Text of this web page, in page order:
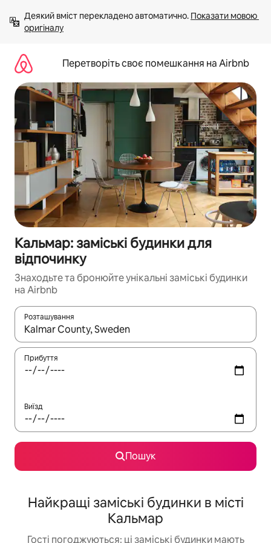
вмісту
Деякий вміст перекладено автоматично. Показати мовою
оригіналу
Перетворіть своє помешкання на Airbnb
Кальмар: заміські будинки для
відпочинку
Знаходьте та бронюйте унікальні заміські будинки
на Airbnb
Розташування
Отримавши результати пошуку, використовуйте для
Прибуття
Виїзд
Пошук
Найкращі заміські будинки в місті
Кальмар
Гості погоджуються: ці заміські будинки мають